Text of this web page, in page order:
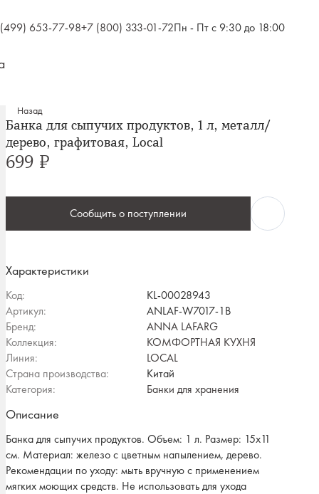
653-77-98+7 (800) 333-01-72Пн - Пт с 9:30 до 18:00
Назад
Банка для сыпучих продуктов, 1 л, металл/
дерево, графитовая, Local
699 ₽
Сообщить о поступлении
Характеристики
Код:
KL-00028943
Артикул:
ANLAF-W7017-1B
Бренд:
ANNA LAFARG
Коллекция:
КОМФОРТНАЯ КУХНЯ
Линия:
LOCAL
Страна производства:
Китай
Категория:
Банки для хранения
Описание
Банка для сыпучих продуктов. Объем: 1 л. Размер: 15х11
см. Материал: железо с цветным напылением, дерево.
Рекомендации по уходу: мыть вручную с применением
мягких моющих средств. Не использовать для ухода